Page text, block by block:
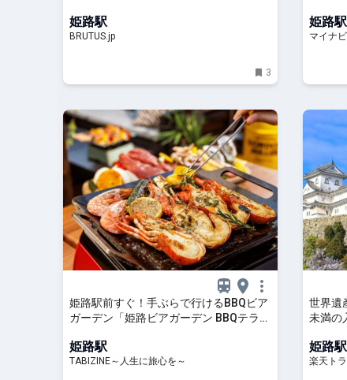
BRUTUS.jp
姫路駅
BRUTUS.jp
3
姫路駅
マイナ
姫路駅前すぐ！手ぶらで行けるBBQビア
ガーデン「姫路ビアガーデン BBQテラ
を～
姫路駅
TABIZINE～人生に旅心を～
世界遺
未満の
姫路駅
楽天ト